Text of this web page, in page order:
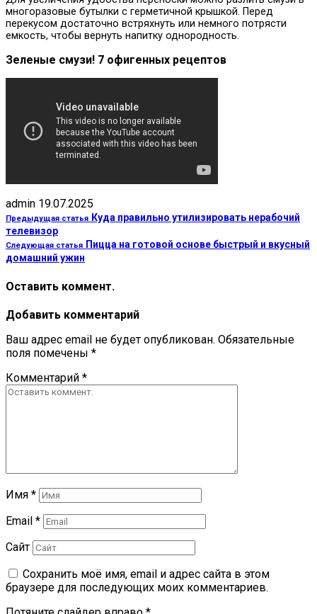
многоразовые бутылки с герметичной крышкой. Перед
перекусом достаточно встряхнуть или немного потрясти
емкость, чтобы вернуть напитку однородность.
Зеленые смузи! 7 офигенных рецептов
admin 19.07.2025
Предыдущая статья Куда правильно утилизировать нерабочий
телевизор
Следующая статья Пицца на готовой основе быстрый и вкусный
домашний ужин
Оставить коммент.
Добавить комментарий
Ваш адрес email не будет опубликован. Обязательные
поля помечены *
Комментарий *
Имя *
Email *
Сайт
Сохранить моё имя, email и адрес сайта в этом
браузере для последующих моих комментариев.